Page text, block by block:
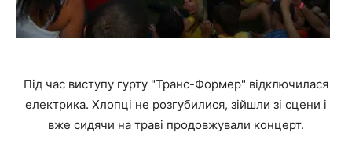
Під час виступу гурту "Транс-Формер" відключилася
електрика. Хлопці не розгубилися, зійшли зі сцени і
вже сидячи на траві продовжували концерт.